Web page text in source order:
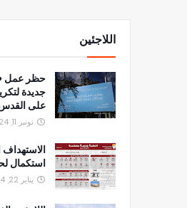
اللاجئين
حظر عمل
جديدة
على
نونبر 11, 2024
استكمال
يناير 22, 2024